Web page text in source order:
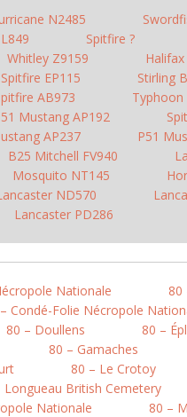
N2485
Spitfire ?
Whitley Z9159
Spitfire EP115
Stirling
AB973
Typhoon
Mustang AP192
AP237
P51
B25 Mitchell FV940
Mosquito NT145
ND570
Lancaster PD286
Nationale
80
Condé-Folie Nécropole
80 – Doullens
80 –
80 – Gamaches
80 – Le Crotoy
Longueau British Cemetery
Nationale
80 –